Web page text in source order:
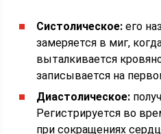
Систолическое: его
замеряется в миг,
выталкивается
записывается на
Диастолическое:
Регистрируется во
при сокращениях